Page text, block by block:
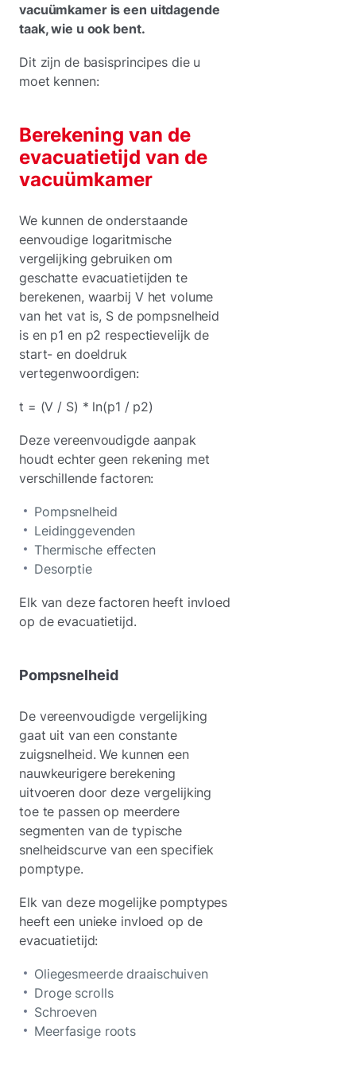
vacuümkamer is een uitdagende
taak, wie u ook bent.
Dit zijn de basisprincipes die u
moet kennen:
Berekening van de
evacuatietijd van de
vacuümkamer
We kunnen de onderstaande
eenvoudige logaritmische
vergelijking gebruiken om
geschatte evacuatietijden te
berekenen, waarbij V het volume
van het vat is, S de pompsnelheid
is en p1 en p2 respectievelijk de
start- en doeldruk
vertegenwoordigen:
t = (V / S) * ln(p1 / p2)
Deze vereenvoudigde aanpak
houdt echter geen rekening met
verschillende factoren:
Pompsnelheid
Leidinggevenden
Thermische effecten
Desorptie
Elk van deze factoren heeft invloed
op de evacuatietijd.
Pompsnelheid
De vereenvoudigde vergelijking
gaat uit van een constante
zuigsnelheid. We kunnen een
nauwkeurigere berekening
uitvoeren door deze vergelijking
toe te passen op meerdere
segmenten van de typische
snelheidscurve van een specifiek
pomptype.
Elk van deze mogelijke pomptypes
heeft een unieke invloed op de
evacuatietijd:
Oliegesmeerde draaischuiven
Droge scrolls
Schroeven
Meerfasige roots